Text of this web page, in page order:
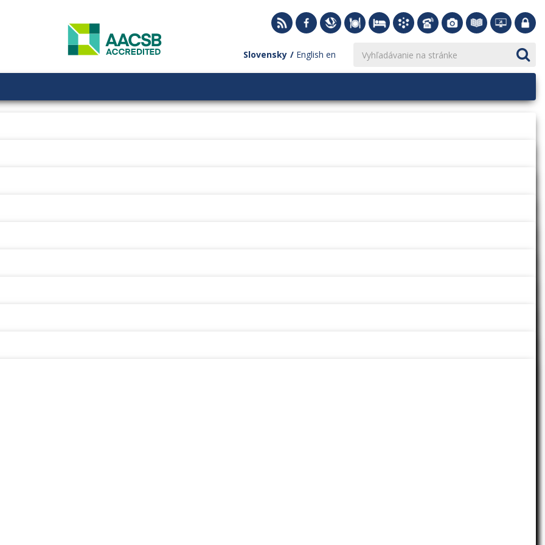
Slovensky English en